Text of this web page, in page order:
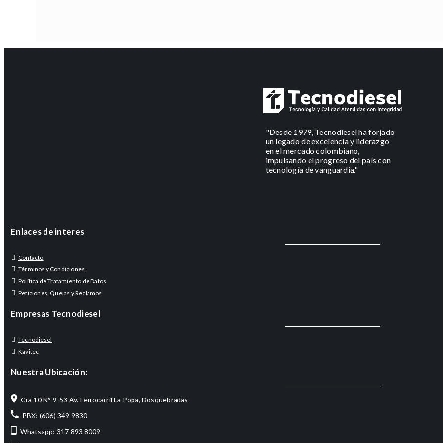
"Desde 1979, Tecnodiesel ha forjado
un legado de excelencia y liderazgo
en el mercado colombiano,
impulsando el progreso del país con
tecnología de vanguardia."
Enlaces de interes
Contacto
Términos y Condiciones
Política de Tratamiento de Datos
Peticiones, Quejas y Reclamos
Empresas Tecnodiesel
Tecnodiesel
Kavitec
Nuestra Ubicación:
Cra 10 N° 9-53 Av. Ferrocarril La Popa, Dosquebradas
PBX: (606) 349 9830
Whatsapp: 317 893 8009